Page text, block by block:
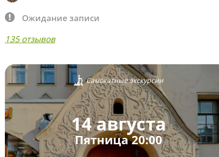
Ожидание записи
135 отзывов
Самокатные экскурсии
14 августа
Пятница 20:00